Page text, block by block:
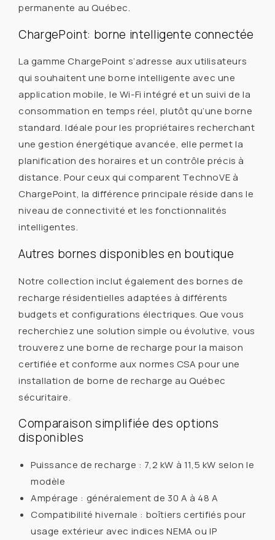
permanente au Québec.
ChargePoint: borne intelligente connectée
La gamme ChargePoint s’adresse aux utilisateurs
qui souhaitent une borne intelligente avec une
application mobile, le Wi-Fi intégré et un suivi de la
consommation en temps réel, plutôt qu’une borne
standard. Idéale pour les propriétaires recherchant
une gestion énergétique avancée, elle permet la
planification des horaires et un contrôle précis à
distance. Pour ceux qui comparent TechnoVE à
ChargePoint, la différence principale réside dans le
niveau de connectivité et les fonctionnalités
intelligentes.
Autres bornes disponibles en boutique
Notre collection inclut également des bornes de
recharge résidentielles adaptées à différents
budgets et configurations électriques. Que vous
recherchiez une solution simple ou évolutive, vous
trouverez une borne de recharge pour la maison
certifiée et conforme aux normes CSA pour une
installation de borne de recharge au Québec
sécuritaire.
Comparaison simplifiée des options
disponibles
Puissance de recharge : 7,2 kW à 11,5 kW selon le
modèle
Ampérage : généralement de 30 A à 48 A
Compatibilité hivernale : boîtiers certifiés pour
usage extérieur avec indices NEMA ou IP